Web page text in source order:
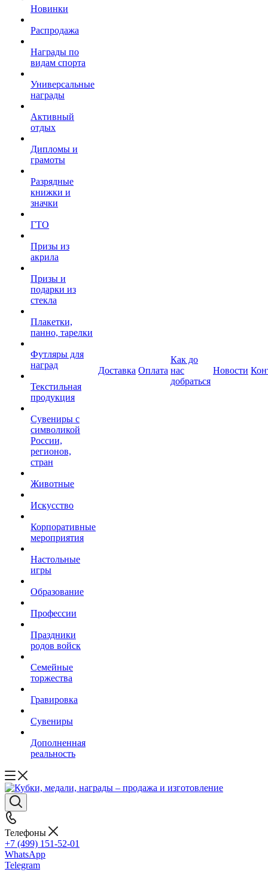
Новинки
Распродажа
Награды по
видам спорта
Универсальные
награды
Активный
отдых
Дипломы и
грамоты
Разрядные
книжки и
значки
ГТО
Призы из
акрила
Призы и
подарки из
стекла
Плакетки,
панно, тарелки
Футляры для
наград
Текстильная
продукция
Сувениры с
символикой
России,
регионов,
стран
Животные
Искусство
Корпоративные
мероприятия
Настольные
игры
Образование
Профессии
Праздники
родов войск
Семейные
торжества
Гравировка
Сувениры
Дополненная
реальность
Доставка Оплата
Как до
нас
добраться
Новости
Телефоны
+7 (499) 151-52-01
WhatsApp
Telegram